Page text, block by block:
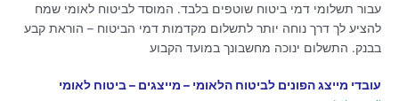
עבור תשלומי דמי ביטוח שוטפים בלבד. המוסד לביטוח לאומי שמח
להציע לך דרך נוחה יותר לתשלום מקדמות דמי הביטוח – הוראת קבע
בבנק. התשלום ינוכה מחשבונך במועד הקבוע
עובדי מייצג הפונים לביטוח הלאומי – מייצגים – ביטוח לאומי